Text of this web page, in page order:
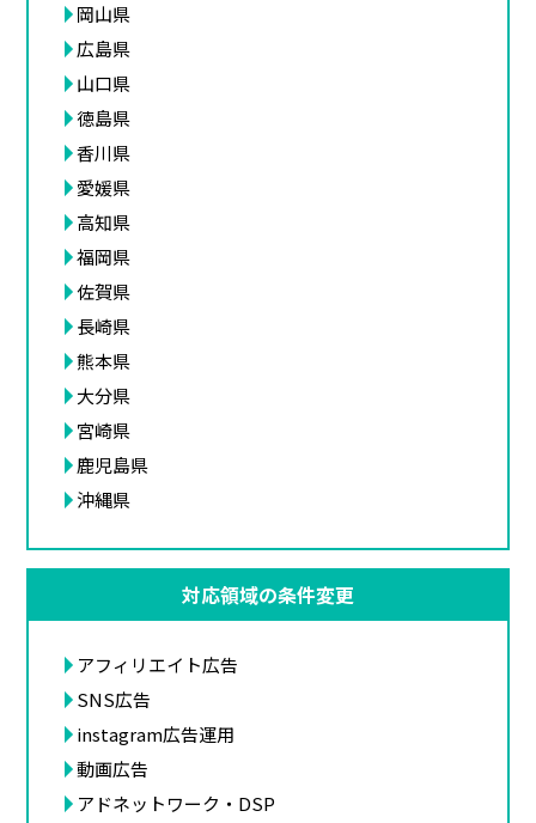
岡山県
広島県
山口県
徳島県
香川県
愛媛県
高知県
福岡県
佐賀県
長崎県
熊本県
大分県
宮崎県
鹿児島県
沖縄県
対応領域の条件変更
アフィリエイト広告
SNS広告
instagram広告運用
動画広告
アドネットワーク・DSP